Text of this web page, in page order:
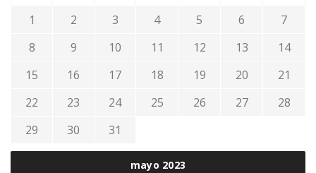
mayo 2023
1 2 3 4 5 6
7
8
9 10 11 12 13
14
15
16 17 18 19 20
21
22
23 24 25 26 27
28
29
30 31